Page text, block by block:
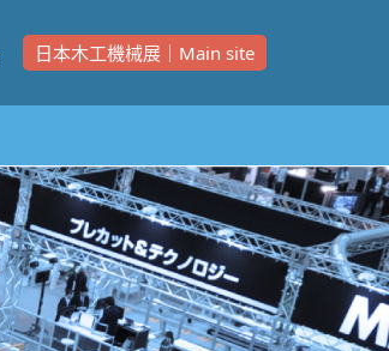
日本木工機械展｜Main site